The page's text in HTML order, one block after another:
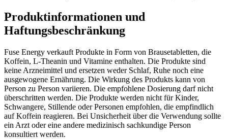
Produktinformationen und
Haftungsbeschränkung
Fuse Energy verkauft Produkte in Form von Brausetabletten, die
Koffein, L-Theanin und Vitamine enthalten. Die Produkte sind
keine Arzneimittel und ersetzen weder Schlaf, Ruhe noch eine
ausgewogene Ernährung. Die Wirkung des Produkts kann von
Person zu Person variieren. Die empfohlene Dosierung darf nicht
überschritten werden. Die Produkte werden nicht für Kinder,
Schwangere, Stillende oder Personen empfohlen, die empfindlich
auf Koffein reagieren. Bei Unsicherheit über die Verwendung sollte
ein Arzt oder eine andere medizinisch sachkundige Person
konsultiert werden.